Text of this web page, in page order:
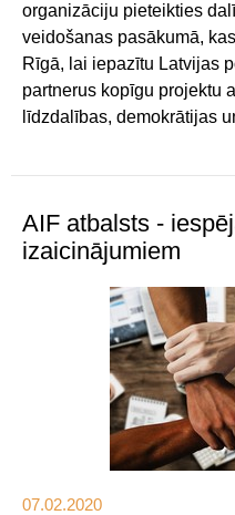
organizāciju pieteikties
veidošanas pasākumā,
Rīgā, lai iepazītu Latvijas
partnerus kopīgu projektu
līdzdalības, demokrātijas
AIF atbalsts -
izaicinājumiem
07.02.2020